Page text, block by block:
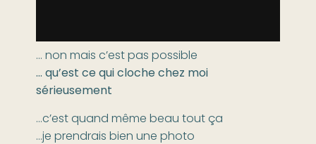
… non mais c’est pas possible
… qu’est ce qui cloche chez moi
sérieusement
…c’est quand même beau tout ça
…je prendrais bien une photo